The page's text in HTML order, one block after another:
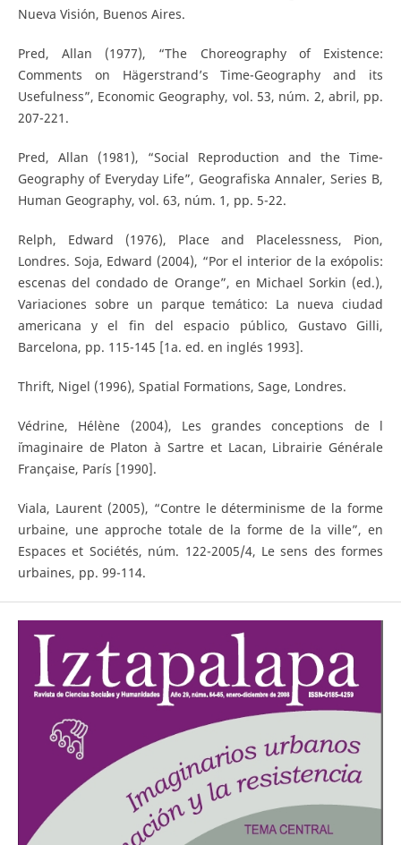
Nueva Visión, Buenos Aires.
Pred, Allan (1977), “The Choreography of Existence:
Comments on Hägerstrand’s Time-Geography and its
Usefulness”, Economic Geography, vol. 53, núm. 2, abril, pp.
207-221.
Pred, Allan (1981), “Social Reproduction and the Time-
Geography of Everyday Life”, Geografiska Annaler, Series B,
Human Geography, vol. 63, núm. 1, pp. 5-22.
Relph, Edward (1976), Place and Placelessness, Pion,
Londres. Soja, Edward (2004), “Por el interior de la exópolis:
escenas del condado de Orange”, en Michael Sorkin (ed.),
Variaciones sobre un parque temático: La nueva ciudad
americana y el fin del espacio público, Gustavo Gilli,
Barcelona, pp. 115-145 [1a. ed. en inglés 1993].
Thrift, Nigel (1996), Spatial Formations, Sage, Londres.
Védrine, Hélène (2004), Les grandes conceptions de l
´imaginaire de Platon à Sartre et Lacan, Librairie Générale
Française, París [1990].
Viala, Laurent (2005), “Contre le déterminisme de la forme
urbaine, une approche totale de la forme de la ville”, en
Espaces et Sociétés, núm. 122-2005/4, Le sens des formes
urbaines, pp. 99-114.